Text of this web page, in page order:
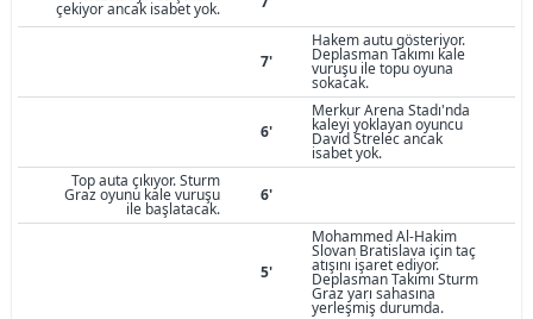
çekiyor ancak isabet yok.
7'
Hakem autu gösteriyor.
Deplasman Takımı kale
vuruşu ile topu oyuna
sokacak.
6'
Merkur Arena Stadı'nda
kaleyi yoklayan oyuncu
David Strelec ancak
isabet yok.
Top auta çıkıyor. Sturm
Graz oyunu kale vuruşu
ile başlatacak.
6'
5'
Mohammed Al-Hakim
Slovan Bratislava için taç
atışını işaret ediyor.
Deplasman Takımı Sturm
Graz yarı sahasına
yerleşmiş durumda.